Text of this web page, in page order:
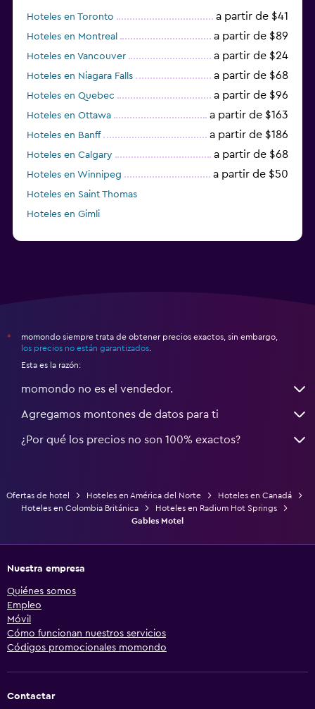
Hoteles en Toronto a partir de $41
Hoteles en Montreal a partir de $89
Hoteles en Vancouver a partir de $24
Hoteles en Niagara Falls a partir de $68
Hoteles en Quebec a partir de $96
Hoteles en Ottawa a partir de $163
Hoteles en Banff a partir de $186
Hoteles en Calgary a partir de $68
Hoteles en Winnipeg a partir de $50
Hoteles en Saint Thomas
Hoteles en Gimli
*
momondo siempre trata de obtener precios exactos, sin embargo,
los precios no están garantizados
Esta es la razón:
momondo no es el vendedor.
Agregamos montones de datos para ti
¿Por qué los precios no son 100% exactos?
Ofertas de hotel Hoteles en América del Norte
Hoteles en Canadá
Hoteles en Colombia Británica
Hoteles en Radium Hot Springs
Gables Motel
Nuestra empresa
Quiénes somos
Empleo
Móvil
Cómo funcionan nuestros servicios
Códigos promocionales momondo
Contactar